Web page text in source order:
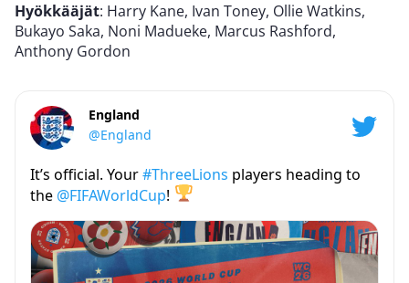
Hyökkääjät: Harry Kane, Ivan Toney, Ollie Watkins,
Bukayo Saka, Noni Madueke, Marcus Rashford,
Anthony Gordon
England
@England
It’s official. Your#ThreeLions players heading to
the @FIFAWorldCup!